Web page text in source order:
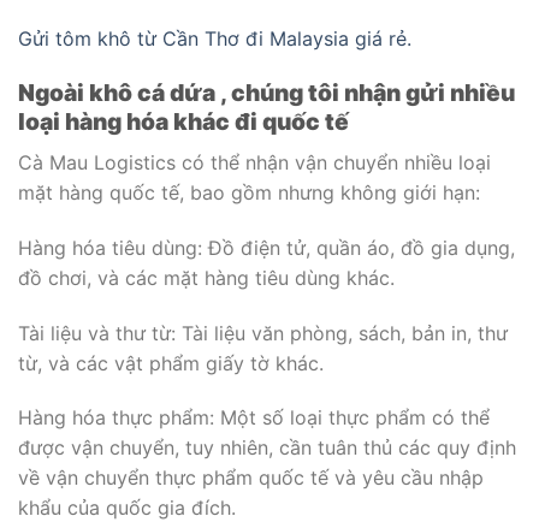
Gửi tôm khô từ Cần Thơ đi Malaysia giá rẻ.
Ngoài khô cá dứa , chúng tôi nhận gửi nhiều
loại hàng hóa khác đi quốc tế
Cà Mau Logistics có thể nhận vận chuyển nhiều loại
mặt hàng quốc tế, bao gồm nhưng không giới hạn:
Hàng hóa tiêu dùng: Đồ điện tử, quần áo, đồ gia dụng,
đồ chơi, và các mặt hàng tiêu dùng khác.
Tài liệu và thư từ: Tài liệu văn phòng, sách, bản in, thư
từ, và các vật phẩm giấy tờ khác.
Hàng hóa thực phẩm: Một số loại thực phẩm có thể
được vận chuyển, tuy nhiên, cần tuân thủ các quy định
về vận chuyển thực phẩm quốc tế và yêu cầu nhập
khẩu của quốc gia đích.